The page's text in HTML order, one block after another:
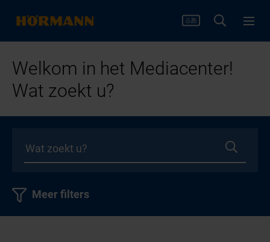
Welkom in het Mediacenter!
Wat zoekt u?
Meer filters